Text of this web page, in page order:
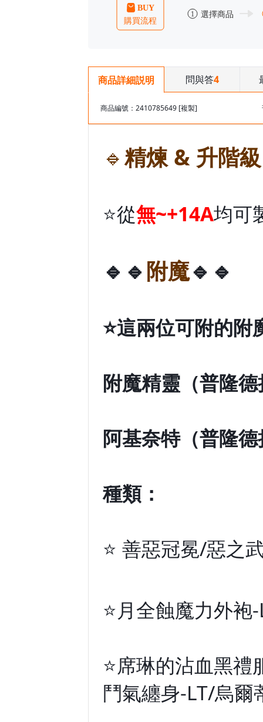
商品詳細説明 問與答4
商品編號：2410785649 [複製]
🔹精煉 & 升階級
⭐從無~+14A均可
🔹🔹 附魔🔹🔹
⭐這兩位可附的附
附魔精靈（普隆
阿基奈特（普隆
種類：
⭐ 善惡冠冕/惡之
⭐月全蝕魔力外
⭐席琳的沾血黑
鬥氣纏身-LT/烏爾